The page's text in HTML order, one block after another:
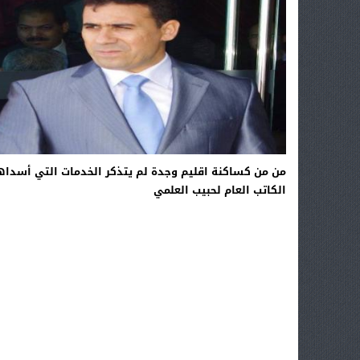
من من كساكنة اقليم وجدة لم يتذكر الخدمات التي
الكاتب العام لحبيب العلمي